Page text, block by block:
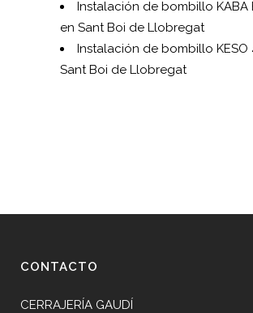
Instalación de bombillo KABA
en Sant Boi de Llobregat
Instalación de bombillo KESO
Sant Boi de Llobregat
CONTACTO
CERRAJERÍA GAUDÍ